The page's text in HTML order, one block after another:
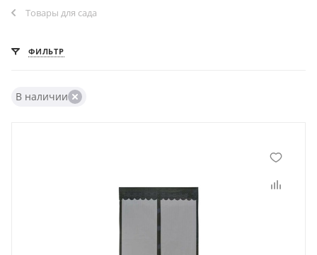
Товары для сада
ФИЛЬТР
В наличии